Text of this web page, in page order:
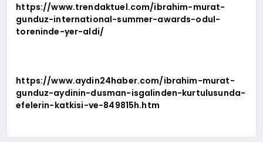
https://www.trendaktuel.com/ibrahim-murat-
gunduz-international-summer-awards-odul-
toreninde-yer-aldi/
https://www.aydin24haber.com/ibrahim-murat-
gunduz-aydinin-dusman-isgalinden-kurtulusunda-
efelerin-katkisi-ve-849815h.htm